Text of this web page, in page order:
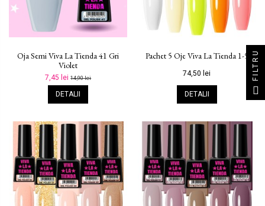
Oja Semi Viva La Tienda 41 Gri
Violet
7,45 lei14,90 lei
DETALII
Pachet 5 Oje Viva La Tienda 1-5
74,50 lei
DETALII
FILTRU